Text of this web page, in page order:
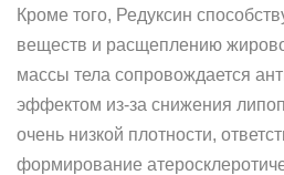
Кроме того, Редуксин
веществ и расщеплению
массы тела сопровождается
эффектом из-за снижения
очень низкой плотности,
формирование